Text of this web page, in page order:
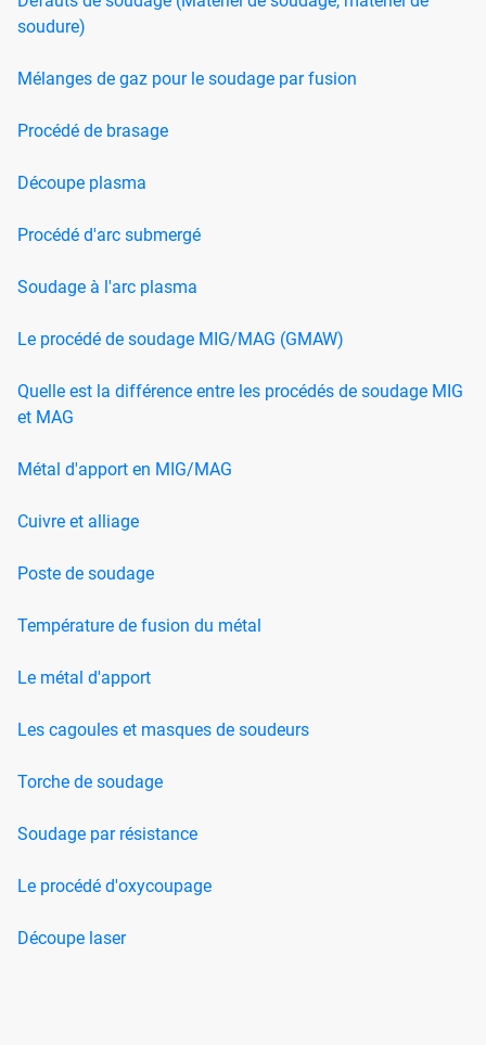
soudure)
Mélanges de gaz pour le soudage par fusion
Procédé de brasage
Découpe plasma
Procédé d'arc submergé
Soudage à l'arc plasma
Le procédé de soudage MIG/MAG (GMAW)
Quelle est la différence entre les procédés de soudage MIG
et MAG
Métal d'apport en MIG/MAG
Cuivre et alliage
Poste de soudage
Température de fusion du métal
Le métal d'apport
Les cagoules et masques de soudeurs
Torche de soudage
Soudage par résistance
Le procédé d'oxycoupage
Découpe laser